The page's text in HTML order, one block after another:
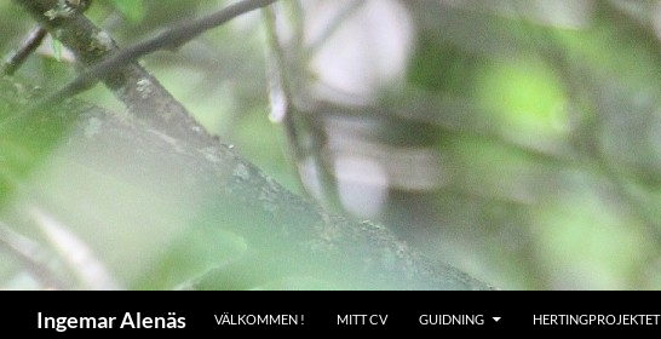
Hoppa
till
innehåll
Ingemar Alenäs VÄLKOMMEN ! MITT CV GUIDNING HERTINGPROJEKTET